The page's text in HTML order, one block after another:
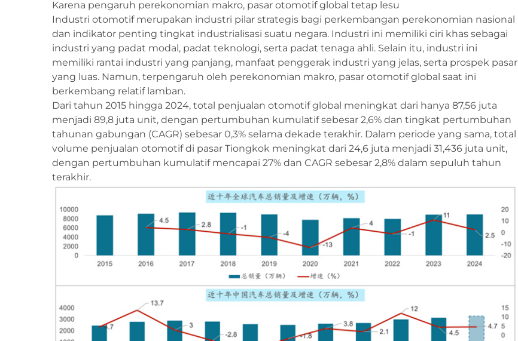
Karena pengaruh perekonomian makro, pasar otomotif global tetap lesu
Industri otomotif merupakan industri pilar strategis bagi perkembangan perekonomian nasional
dan indikator penting tingkat industrialisasi suatu negara. Industri ini memiliki ciri khas sebagai
industri yang padat modal, padat teknologi, serta padat tenaga ahli. Selain itu, industri ini
memiliki rantai industri yang panjang, manfaat penggerak industri yang jelas, serta prospek pasar
yang luas. Namun, terpengaruh oleh perekonomian makro, pasar otomotif global saat ini
berkembang relatif lamban.
Dari tahun 2015 hingga 2024, total penjualan otomotif global meningkat dari hanya 87,56 juta
menjadi 89,8 juta unit, dengan pertumbuhan kumulatif sebesar 2,6% dan tingkat pertumbuhan
tahunan gabungan (CAGR) sebesar 0,3% selama dekade terakhir. Dalam periode yang sama, total
volume penjualan otomotif di pasar Tiongkok meningkat dari 24,6 juta menjadi 31,436 juta unit,
dengan pertumbuhan kumulatif mencapai 27% dan CAGR sebesar 2,8% dalam sepuluh tahun
terakhir.